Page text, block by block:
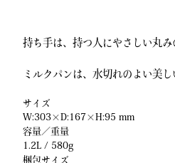
持ち手は、持つ人にやさしい丸み
ミルクパンは、水切れのよい美し
サイズ
W:303×D:167×H:95 mm
容量／重量
1.2L / 580g
梱包サイズ